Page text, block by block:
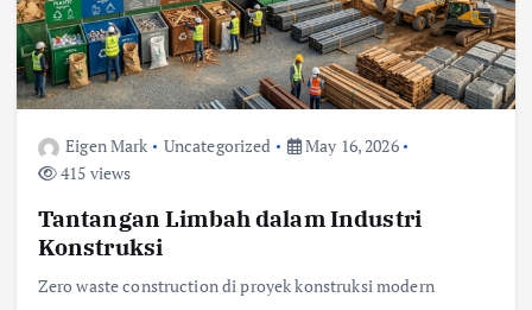
Eigen Mark Uncategorized
May 16, 2026
415 views
Tantangan Limbah dalam Industri
Konstruksi
Zero waste construction di proyek konstruksi modern